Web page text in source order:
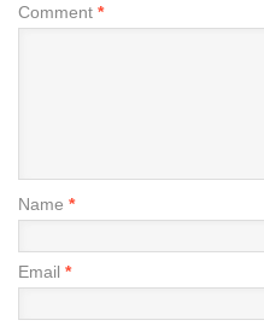
Comment *
Name *
Email *